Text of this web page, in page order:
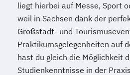
liegt hierbei auf Messe, Sport
weil in Sachsen dank der
Großstadt- und
Praktikumsgelegenheiten auf
hast du gleich die Möglichkeit
Studienkenntnisse in der